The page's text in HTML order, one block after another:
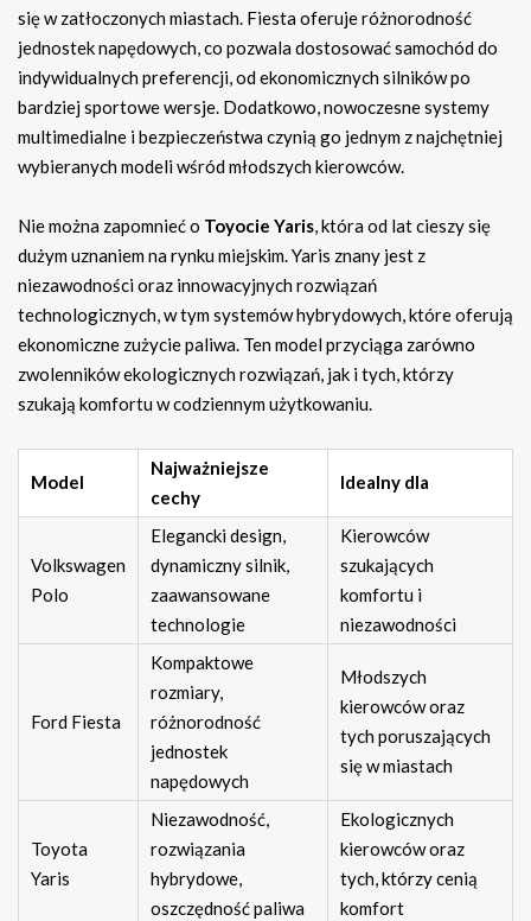
się w zatłoczonych miastach. Fiesta oferuje różnorodność
jednostek napędowych, co pozwala dostosować samochód do
indywidualnych preferencji, od ekonomicznych silników po
bardziej sportowe wersje. Dodatkowo, nowoczesne systemy
multimedialne i bezpieczeństwa czynią go jednym z najchętniej
wybieranych modeli wśród młodszych kierowców.
Nie można zapomnieć o Toyocie Yaris, która od lat cieszy się
dużym uznaniem na rynku miejskim. Yaris znany jest z
niezawodności oraz innowacyjnych rozwiązań
technologicznych, w tym systemów hybrydowych, które oferują
ekonomiczne zużycie paliwa. Ten model przyciąga zarówno
zwolenników ekologicznych rozwiązań, jak i tych, którzy
szukają komfortu w codziennym użytkowaniu.
Model
Najważniejsze
cechy
Idealny dla
Volkswagen
Polo
Elegancki design,
dynamiczny silnik,
zaawansowane
technologie
Kierowców
szukających
komfortu i
niezawodności
Ford Fiesta
Kompaktowe
rozmiary,
różnorodność
jednostek
napędowych
Młodszych
kierowców oraz
tych poruszających
się w miastach
Toyota
Yaris
Niezawodność,
rozwiązania
hybrydowe,
oszczędność paliwa
Ekologicznych
kierowców oraz
tych, którzy cenią
komfort